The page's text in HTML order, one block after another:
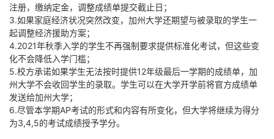
注册，缴纳定金，调整成绩单提交截止日；
3.如果家庭经济状况突然改变，加州大学还期望与被录取的学生一
起调整经济援助方案；
4.2021年秋季入学的学生不再强制要求提供标准化考试，但这些变
化不会降低入学门槛；
5.校方承诺如果学生无法按时提供12年级最后一学期的成绩单，加
州大学不会收回学生的录取。学生可以在大学开学前将官方成绩单
发送给加州大学；
6.尽管本学期AP考试的形式和内容有所变化，但大学将继续为得分
为3,4,5的考试成绩授予学分。